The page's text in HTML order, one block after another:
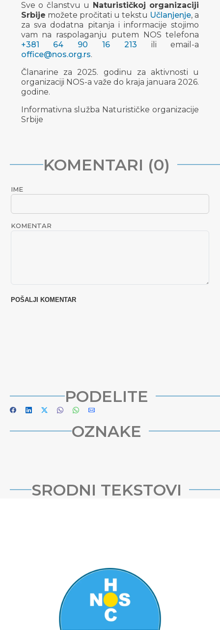
Sve o članstvu u
Naturističkoj organizaciji
Srbije možete pročitati u tekstu Učlanjenje, a
za sva dodatna pitanja i informacije stojimo
vam na raspolaganju putem NOS telefona
+381 64 90 16 213 ili email-a
office@nos.org.rs.
Članarine za 2025. godinu za aktivnosti u
organizaciji NOS-a važe do kraja januara 2026.
godine.
Informativna služba Naturističke organizacije
Srbije
KOMENTARI (0)
IME
KOMENTAR
PODELITE
OZNAKE
SRODNI TEKSTOVI